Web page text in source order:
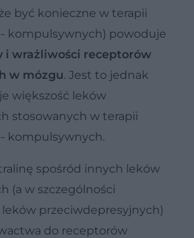
być konieczne w terapii
kompulsywnych) powoduje
i wrażliwości receptorów
w mózgu. Jest to jednak
większość leków
stosowanych w terapii
kompulsywnych.
spośród innych leków
(a w szczególności
przeciwdepresyjnych)
do receptorów